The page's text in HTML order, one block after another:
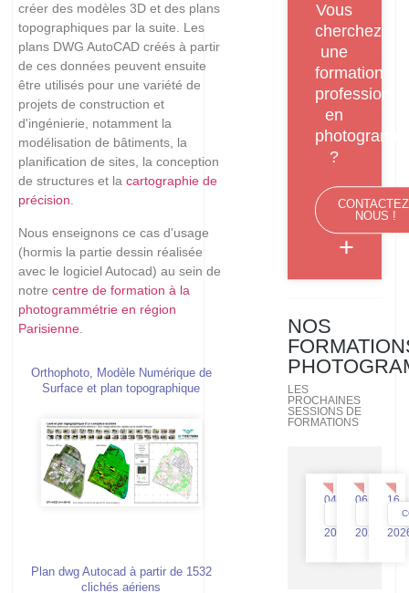
créer des modèles 3D et des plans
topographiques par la suite. Les
plans DWG AutoCAD créés à partir
de ces données peuvent ensuite
être utilisés pour une variété de
projets de construction et
d'ingénierie, notamment la
modélisation de bâtiments, la
planification de sites, la conception
de structures et la cartographie de
précision.
Nous enseignons ce cas d'usage
(hormis la partie dessin réalisée
avec le logiciel Autocad) au sein de
notre centre de formation à la
photogrammétrie en région
Parisienne
Orthophoto, Modèle Numérique de
Surface et plan topographique
Plan dwg Autocad à partir de 1532
clichés aériens
Vous
cherchez
une
formation
en
?
NOUS !
+
NOS
LES
PROCHAINES
SESSIONS DE
FORMATIONS
04
2026
06
2026
16
Oct